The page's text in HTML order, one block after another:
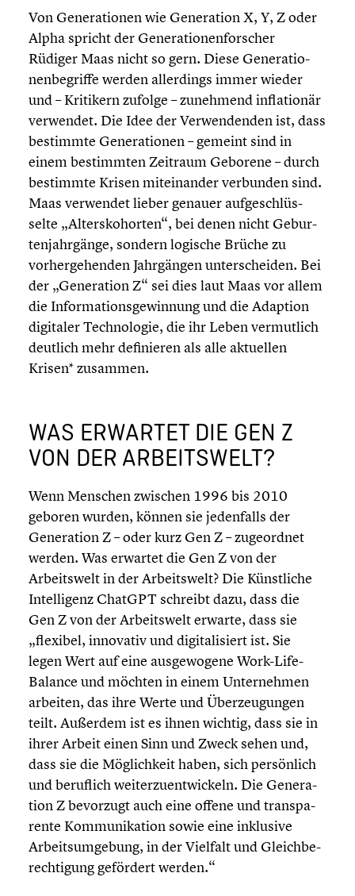
Von Genera­tio­nen wie Genera­tion X, Y, Z oder
Alpha spricht der Genera­tio­nen­for­scher
Rüdiger Maas nicht so gern. Diese Genera­tio­
nen­be­griffe werden aller­dings immer wieder
und – Kritikern zufolge – zunehmend infla­tio­när
verwendet. Die Idee der Verwen­den­den ist, dass
bestimmte Genera­tio­nen – gemeint sind in
einem bestimm­ten Zeitraum Geborene – durch
bestimmte Krisen mitein­an­der verbunden sind.
Maas verwendet lieber genauer aufge­schlüs­
selte „Alters­ko­hor­ten“, bei denen nicht Gebur­
ten­jahr­gänge, sondern logische Brüche zu
vorher­ge­hen­den Jahrgän­gen unter­schei­den. Bei
der „Genera­tion Z“ sei dies laut Maas vor allem
die Infor­ma­ti­ons­ge­win­nung und die Adaption
digitaler Techno­lo­gie, die ihr Leben vermut­lich
deutlich mehr definie­ren als alle aktuellen
Krisen* zusammen.
WAS ERWARTET DIE GEN Z
VON DER ARBEITS­WELT?
Wenn Menschen zwischen 1996 bis 2010
geboren wurden, können sie jeden­falls der
Genera­tion Z – oder kurz Gen Z – zugeord­net
werden. Was erwartet die Gen Z von der
Arbeits­welt in der Arbeits­welt? Die Künst­li­che
Intel­li­genz ChatGPT schreibt dazu, dass die
Gen Z von der Arbeits­welt erwarte, dass sie
„flexibel, innovativ und digita­li­siert ist. Sie
legen Wert auf eine ausge­wo­gene Work-Life-
Balance und möchten in einem Unter­neh­men
arbeiten, das ihre Werte und Überzeu­gun­gen
teilt. Außerdem ist es ihnen wichtig, dass sie in
ihrer Arbeit einen Sinn und Zweck sehen und,
dass sie die Möglich­keit haben, sich persön­lich
und beruflich weiter­zu­ent­wi­ckeln. Die Genera­
tion Z bevorzugt auch eine offene und trans­pa­
rente Kommu­ni­ka­tion sowie eine inklusive
Arbeits­um­ge­bung, in der Vielfalt und Gleich­be­
rech­ti­gung gefördert werden.“